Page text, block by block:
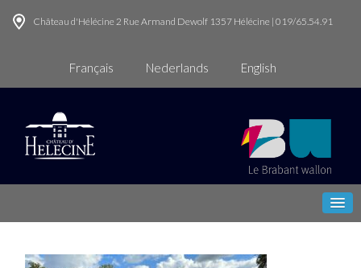
Château d'Hélécine 2 Rue Armand Dewolf 1357 Hélécine | 019/65.54.91
Français Nederlands English